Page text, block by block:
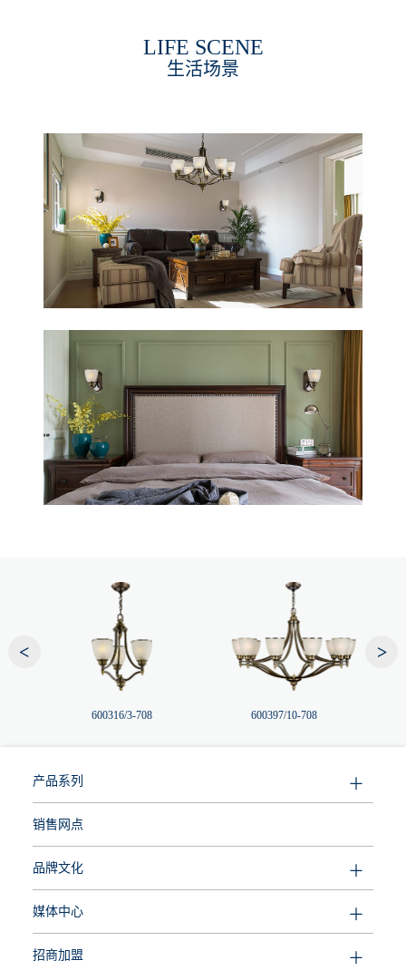
LIFE SCENE
生活场景
600316/3-708 600397/10-708
< >
产品系列
销售网点
品牌文化
媒体中心
招商加盟